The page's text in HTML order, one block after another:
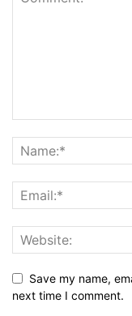
Save my name,
next time I comment.